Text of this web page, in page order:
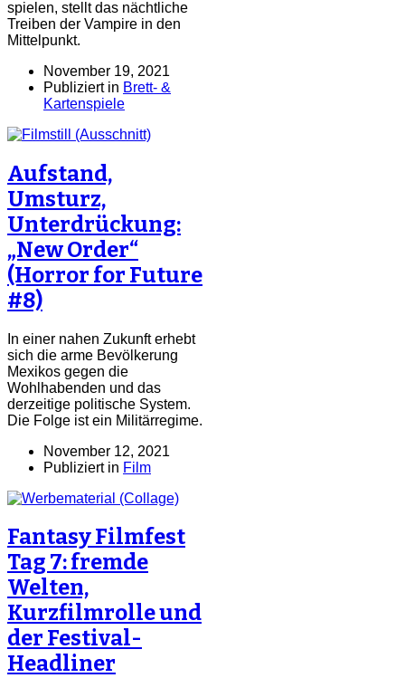
spielen, stellt das nächtliche
Treiben der Vampire in den
Mittelpunkt.
November 19, 2021
Publiziert in Brett- &
Kartenspiele
Aufstand,
Umsturz,
Unterdrückung:
„New Order“
(Horror for Future
#8)
In einer nahen Zukunft erhebt
sich die arme Bevölkerung
Mexikos gegen die
Wohlhabenden und das
derzeitige politische System.
Die Folge ist ein Militärregime.
November 12, 2021
Publiziert in Film
Fantasy Filmfest
Tag 7: fremde
Welten,
Kurzfilmrolle und
der Festival-
Headliner